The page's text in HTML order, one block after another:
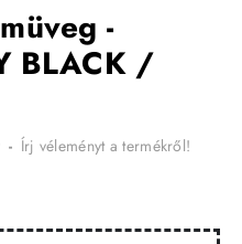
-
BLACK /
- Írj véleményt a termékről!